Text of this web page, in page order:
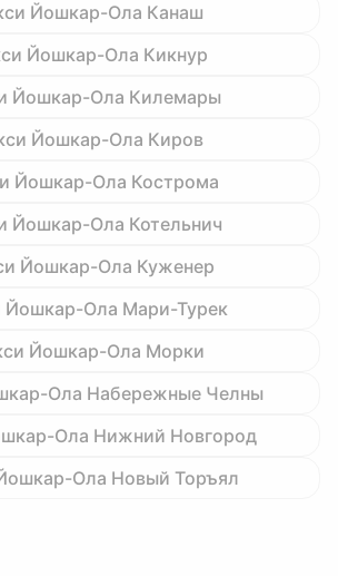
Йошкар-Ола Канаш
Йошкар-Ола Кикнур
Йошкар-Ола Килемары
Йошкар-Ола Киров
Йошкар-Ола Кострома
Йошкар-Ола Котельнич
Йошкар-Ола Куженер
Йошкар-Ола Мари-Турек
Йошкар-Ола Морки
Ола Набережные Челны
Ола Нижний Новгород
Ола Новый Торъял